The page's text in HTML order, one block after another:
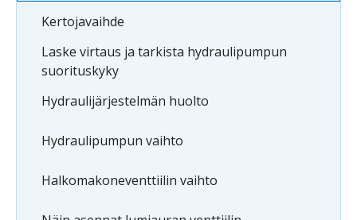
Kertojavaihde
Laske virtaus ja tarkista hydraulipumpun
suorituskyky
Hydraulijärjestelmän huolto
Hydraulipumpun vaihto
Halkomakoneventtiilin vaihto